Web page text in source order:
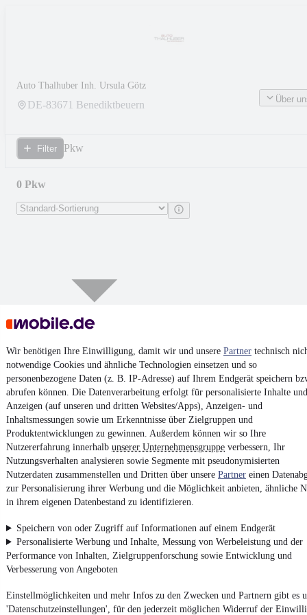
Wir benötigen Ihre Einwilligung, damit wir und unsere Partner technisch
notwendige Cookies und ähnliche Technologien einsetzen und so
personenbezogene Daten (z. B. IP-Adresse) auf Ihrem Endgerät speichern
abrufen können. Die Datenverarbeitung erfolgt für personalisierte Inhalte und
Anzeigen (auf unseren und dritten Websites/Apps), Anzeigen- und
Inhaltsmessungen sowie um Erkenntnisse über Zielgruppen und
Produktentwicklungen zu gewinnen. Außerdem können wir so Ihre
Nutzererfahrung innerhalb unserer Unternehmensgruppe verbessern, Ihr
Nutzungsverhalten analysieren sowie Segmente mit pseudonymisierten
Nutzerdaten zusammenstellen und Dritten über unsere Partner einen
zur Personalisierung ihrer Werbung und die Möglichkeit anbieten, ähnliche
in ihrem eigenen Datenbestand zu identifizieren.
Speichern von oder Zugriff auf Informationen auf einem Endgerät
Personalisierte Werbung und Inhalte, Messung von Werbeleistung und der
Performance von Inhalten, Zielgruppenforschung sowie Entwicklung und
Verbesserung von Angeboten
Einstellmöglichkeiten und mehr Infos zu den Zwecken und Partnern gibt es
'Datenschutzeinstellungen', für den jederzeit möglichen Widerruf der
Auto Thalhuber Inh. Ursula Götz
DE-83671 Benediktbeuern Über
Filter Pkw
0 Pkw
Keine Inserate gefunden
¹MwSt. ausweisbar
4.6 Sterne
Nutze mobile.de schnell und einfach
App installieren
Impressum